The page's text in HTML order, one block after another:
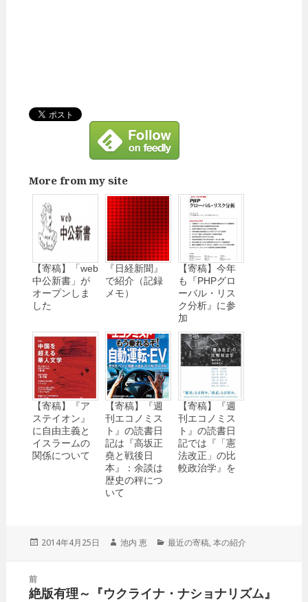
More from my site
【寄稿】「web
中公新書」が
オープンしま
した
『日経新聞』
で紹介（記録
メモ）
【寄稿】今年
も『PHPグロ
ーバル・リス
ク分析』に参
加
【寄稿】『ア
ステイオン』
に自由主義と
イスラームの
関係について
【寄稿】『週
刊エコノミス
ト』の読書日
記は『高坂正
堯と戦後日
本』：余談は
歴史の秤につ
いて
【寄稿】『週
刊エコノミス
ト』の読書日
記では『「憲
法改正」の比
較政治学』を
投
2014年4月25日
作
池内 恵
カ
ー
最近の寄稿,本の紹介
前
前
絶版有理～『ウクライナ・ナショナリズム』